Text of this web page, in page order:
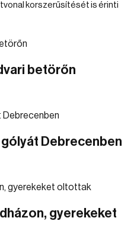
korszerűsítését is érinti
betörőn
Debrecenben
gyerekeket